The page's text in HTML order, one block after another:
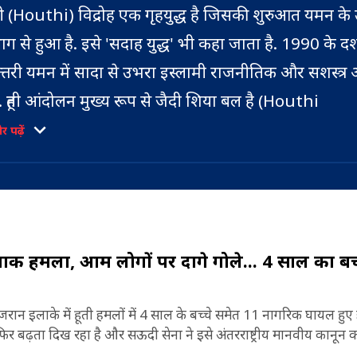
(Houthi) विद्रोह एक गृहयुद्ध है जिसकी शुरुआत यमन के
से हुआ है. इसे 'सदाह युद्ध' भी कहा जाता है. 1990 के
यमन में सादा से उभरा इस्लामी राजनीतिक और
हूती आंदोलन मुख्य रूप से जैदी शिया बल है (Houthi
2004 में जैदी सम्प्रदाय के धर्मगुरू हुसैन
समय से इस गृहयुद्ध की शुरुआत हुई. उसी वर्ष सितंबर में
में बड़ी संख्या में युवाओं को शामिल कर रहा है
या हूती यमन का अल्पसंख्यक शिया समुदाय है. यमन में
है. हूती खुद को ‘अंसार अल्लाह’ यानी अल्लाह के
प्रतिष्ठित किया है (Houthi Organization).
पढ़ें
हमला, आम लोगों पर दागे गोले... 4 साल का
इलाके में हूती हमलों में 4 साल के बच्चे समेत 11 नागरिक घायल हुए
बढ़ता दिख रहा है और सऊदी सेना ने इसे अंतरराष्ट्रीय मानवीय कानून